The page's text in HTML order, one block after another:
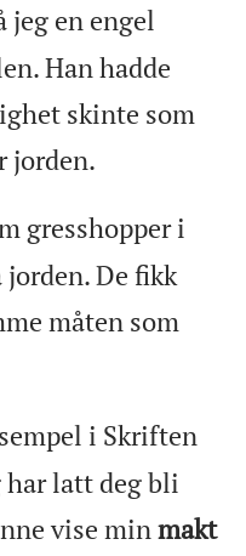
jeg en engel
Han hadde
skinte som
jorden.
gresshopper i
jorden. De fikk
måten som
i Skriften
har latt deg bli
vise minmakt